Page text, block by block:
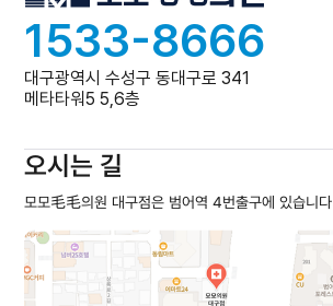
1533-8666
대구광역시 수성구 동대구로 341
메타타워5 5,6층
오시는 길
모모毛毛의원 대구점은 범어역 4번출구에 있습니다